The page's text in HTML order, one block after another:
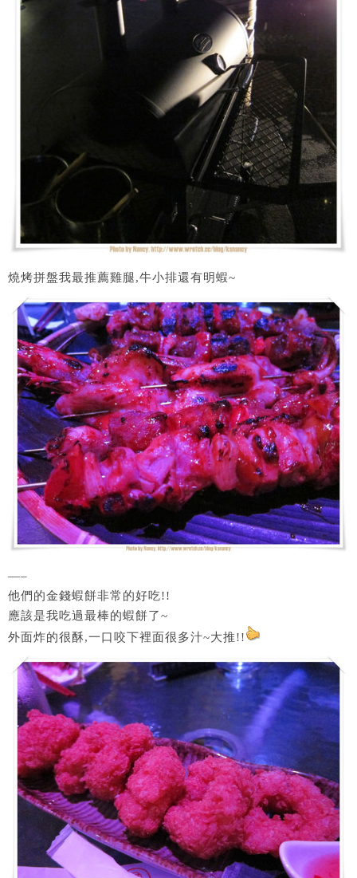
燒烤拼盤我最推薦雞腿,牛小排還有明蝦~
—–
他們的金錢蝦餅非常的好吃!!
應該是我吃過最棒的蝦餅了~
外面炸的很酥,一口咬下裡面很多汁~大推!!